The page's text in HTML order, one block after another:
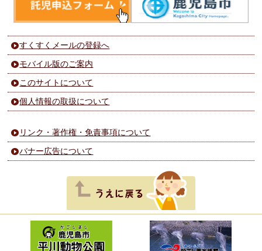
すくすくメールの登録へ
モバイル版のご案内
このサイトについて
個人情報の取扱について
リンク・著作権・免責事項について
バナー広告について